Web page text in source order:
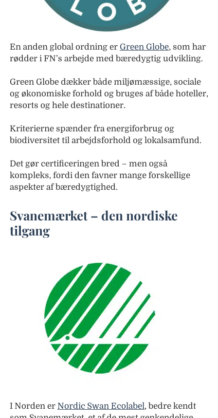
En anden global ordning er Green Globe, som har
rødder i FN’s arbejde med bæredygtig udvikling.
Green Globe dækker både miljømæssige, sociale
og økonomiske forhold og bruges af både hoteller,
resorts og hele destinationer.
Kriterierne spænder fra energiforbrug og
biodiversitet til arbejdsforhold og lokalsamfund.
Det gør certificeringen bred – men også
kompleks, fordi den favner mange forskellige
aspekter af bæredygtighed.
Svanemærket – den nordiske
tilgang
I Norden er Nordic Swan Ecolabel , bedre kendt